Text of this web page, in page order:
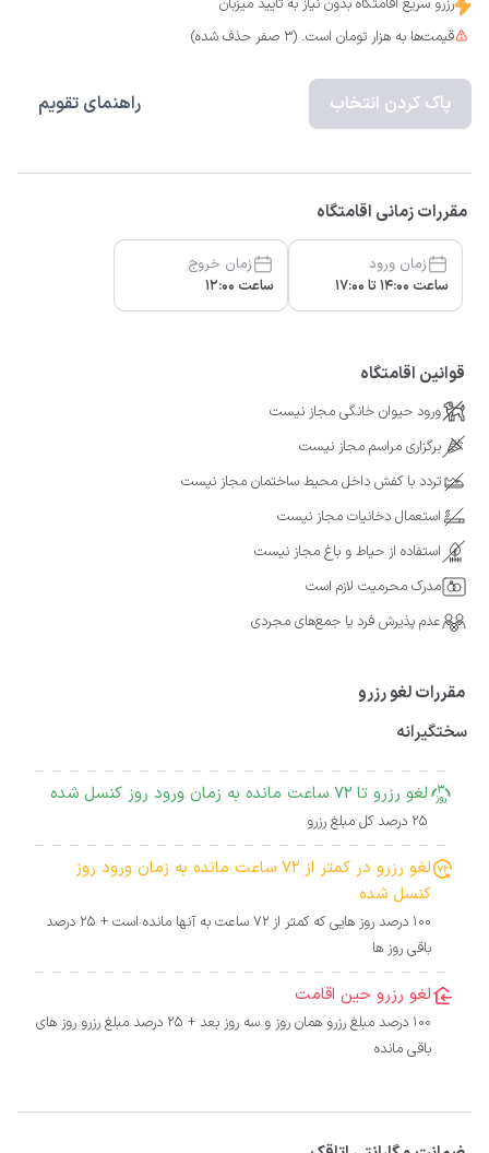
قیمت‌ها به هزار تومان است. (3 صفر حذف شده)
پاک کردن انتخاب راهنمای تقویم
مقررات زمانی اقامتگاه
زمان ورود
ساعت 14:00 تا 17:00
زمان خروج
ساعت 12:00
قوانین اقامتگاه
ورود حیوان خانگی مجاز نیست
برگزاری مراسم مجاز نیست
تردد با کفش داخل محیط ساختمان مجاز نیست
استعمال دخانیات مجاز نیست
استفاده از حیاط و باغ مجاز نیست
مدرک محرمیت لازم است
عدم پذیرش فرد یا جمع‌های مجردی
مقررات لغو رزرو
سختگیرانه
لغو رزرو تا 72 ساعت مانده به زمان ورود روز کنسل شده
25 درصد کل مبلغ رزرو
لغو رزرو در کمتر از 72 ساعت مانده به زمان ورود روز
کنسل شده
100 درصد روز هایی که کمتر از 72 ساعت به آنها مانده است + 25 درصد
باقی روز ها
لغو رزرو حین اقامت
100 درصد مبلغ رزرو همان روز و سه روز بعد + 25 درصد مبلغ رزرو روز های
باقی مانده